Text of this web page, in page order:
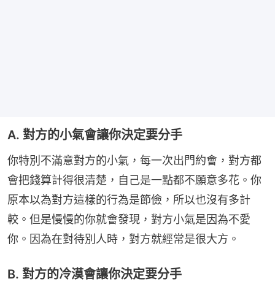
A. 對方的小氣會讓你決定要分手
你特別不滿意對方的小氣，每一次出門約會，對方都
會把錢算計得很清楚，自己是一點都不願意多花。你
原本以為對方這樣的行為是節儉，所以也沒有多計
較。但是慢慢的你就會發現，對方小氣是因為不愛
你。因為在對待別人時，對方就經常是很大方。
B. 對方的冷漠會讓你決定要分手